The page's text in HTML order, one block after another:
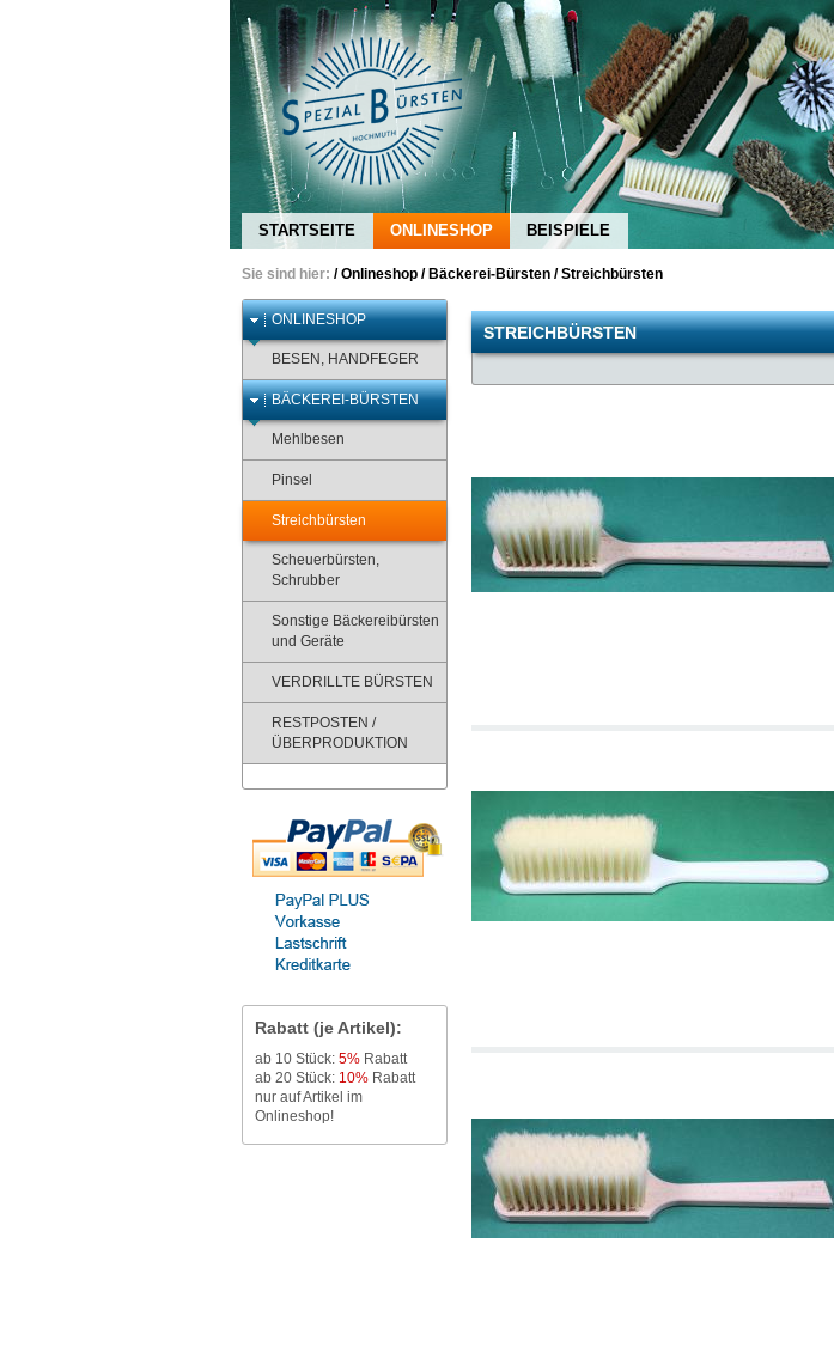
STARTSEITE ONLINESHOP BEISPIELE
Sie sind hier: /Onlineshop / Bäckerei-Bürsten /Streichbürsten
ONLINESHOP
BESEN, HANDFEGER
BÄCKEREI-BÜRSTEN
Mehlbesen
Pinsel
Streichbürsten
Scheuerbürsten,
Schrubber
Sonstige Bäckereibürsten
und Geräte
VERDRILLTE BÜRSTEN
RESTPOSTEN /
ÜBERPRODUKTION
Rabatt (je Artikel):
ab 10 Stück: 5% Rabatt
ab 20 Stück: 10% Rabatt
nur auf Artikel im
Onlineshop!
STREICHBÜRSTEN